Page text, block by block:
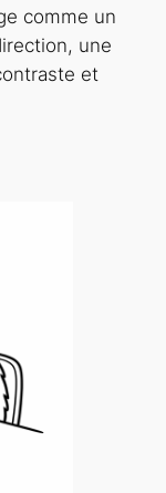
comme un
une
et